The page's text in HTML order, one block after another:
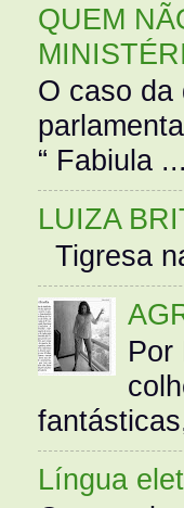
QUEM
O caso da
“ Fabiula ...
LUIZA
Tigresa
Por
Língua